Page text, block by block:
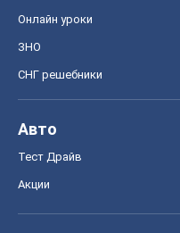
Онлайн уроки
ЗНО
СНГ решебники
Авто
Тест Драйв
Акции